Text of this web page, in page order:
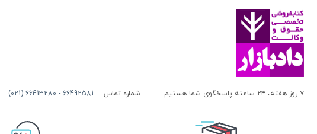
بنگاه ترجمه و نشر کتاب پارسه
بهتاب
بهنامی
بهینه
آندره لگراند
آندره مارمور
آندریاس کاکینیس
آیت الله العظمی سید ابوالقاسم خوئی
۷ روز هفته، ۲۴ ساعته پاسخگوی شما هستیم شماره تماس : 66492581 - 66413280 (021)